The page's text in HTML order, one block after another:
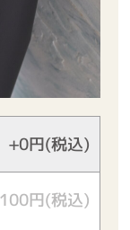
+0円(税込)
円(税込)